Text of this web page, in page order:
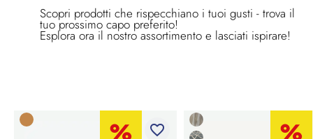
Scopri prodotti che rispecchiano i tuoi gusti - trova il
tuo prossimo capo preferito!
Esplora ora il nostro assortimento e lasciati ispirare!
favorite_border